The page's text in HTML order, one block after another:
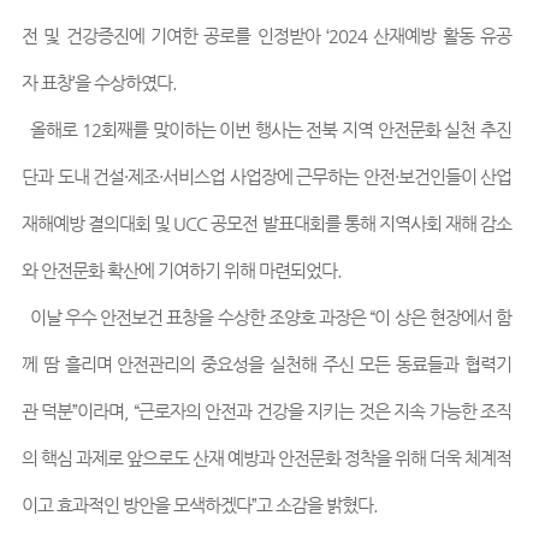
전 및 건강증진에 기여한 공로를 인정받아 ‘2024 산재예방 활동 유공
자 표창’을 수상하였다.
올해로 12회째를 맞이하는 이번 행사는 전북 지역 안전문화 실천 추진
단과 도내 건설·제조·서비스업 사업장에 근무하는 안전·보건인들이 산업
재해예방 결의대회 및 UCC 공모전 발표대회를 통해 지역사회 재해 감소
와 안전문화 확산에 기여하기 위해 마련되었다.
이날 우수 안전보건 표창을 수상한 조양호 과장은 “이 상은 현장에서 함
께 땀 흘리며 안전관리의 중요성을 실천해 주신 모든 동료들과 협력기
관 덕분”이라며, “근로자의 안전과 건강을 지키는 것은 지속 가능한 조직
의 핵심 과제로 앞으로도 산재 예방과 안전문화 정착을 위해 더욱 체계적
이고 효과적인 방안을 모색하겠다”고 소감을 밝혔다.